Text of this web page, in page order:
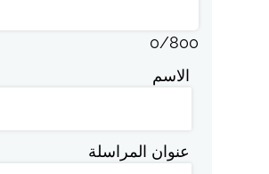
0/800
الاسم
عنوان المراسلة